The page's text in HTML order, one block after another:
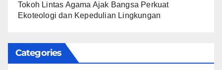
Tokoh Lintas Agama Ajak Bangsa Perkuat
Ekoteologi dan Kepedulian Lingkungan
Categories